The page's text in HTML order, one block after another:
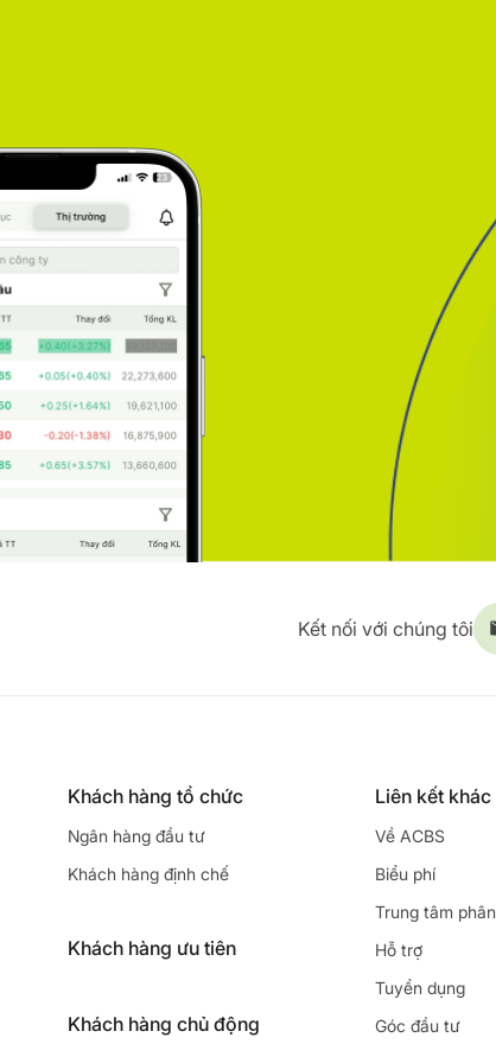
Kết nối với chúng tôi
Khách hàng tổ chức
Ngân hàng đầu tư
Khách hàng định chế
Khách hàng ưu tiên
Khách hàng chủ động
Liên kết khác
Về ACBS
Biểu phí
Trung tâm
Hỗ trợ
Tuyển dụng
Góc đầu tư